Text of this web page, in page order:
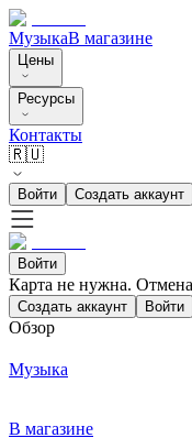
МузыкаВ магазине
Цены
Ресурсы
Контакты
🇷🇺
Войти Создать аккаунт
Войти
Карта не нужна.
Создать аккаунт Войти
Обзор
Музыка
В магазине